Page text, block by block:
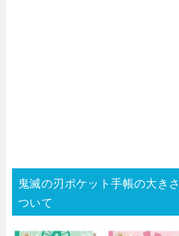
鬼滅の刃ポケット手帳の大き
ついて